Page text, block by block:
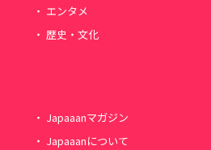
エンタメ
歴史・文化
Japaaanマガジン
Japaaanについて